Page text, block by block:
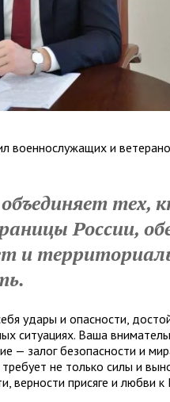
военнослужащих и
тех,
России,
и
удары и опасности,
ситуациях. Ваша
— залог безопасности и
не только силы и
верности присяге и любви